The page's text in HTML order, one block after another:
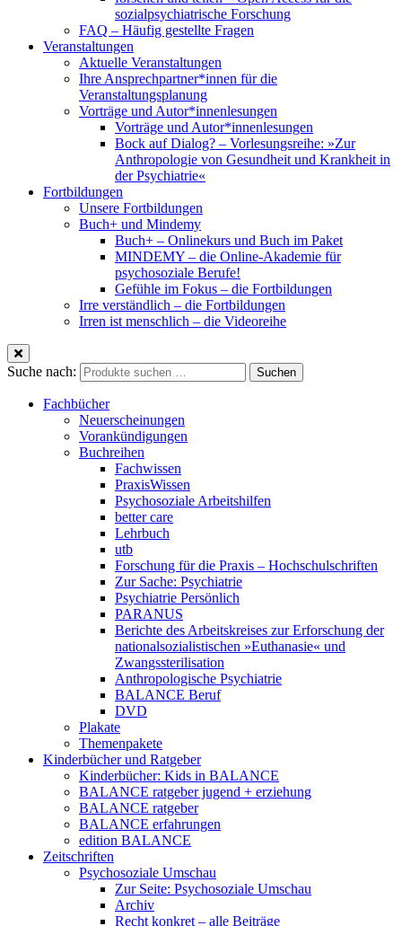
sozialpsychiatrische Forschung
FAQ – Häufig gestellte Fragen
Veranstaltungen
Aktuelle Veranstaltungen
Ihre Ansprechpartner*innen für die
Veranstaltungsplanung
Vorträge und Autor*innenlesungen
Vorträge und Autor*innenlesungen
Bock auf Dialog? – Vorlesungsreihe: »Zur
Anthropologie von Gesundheit und Krankheit in
der Psychiatrie«
Fortbildungen
Unsere Fortbildungen
Buch+ und Mindemy
Buch+ – Onlinekurs und Buch im Paket
MINDEMY – die Online-Akademie für
psychosoziale Berufe!
Gefühle im Fokus – die Fortbildungen
Irre verständlich – die Fortbildungen
Irren ist menschlich – die Videoreihe
Suche nach: Suchen
Fachbücher
Neuerscheinungen
Vorankündigungen
Buchreihen
Fachwissen
PraxisWissen
Psychosoziale Arbeitshilfen
better care
Lehrbuch
utb
Forschung für die Praxis – Hochschulschriften
Zur Sache: Psychiatrie
Psychiatrie Persönlich
PARANUS
Berichte des Arbeitskreises zur Erforschung der
nationalsozialistischen »Euthanasie« und
Zwangssterilisation
Anthropologische Psychiatrie
BALANCE Beruf
DVD
Plakate
Themenpakete
Kinderbücher und Ratgeber
Kinderbücher: Kids in BALANCE
BALANCE ratgeber jugend + erziehung
BALANCE ratgeber
BALANCE erfahrungen
edition BALANCE
Zeitschriften
Psychosoziale Umschau
Zur Seite: Psychosoziale Umschau
Archiv
Recht konkret – alle Beiträge